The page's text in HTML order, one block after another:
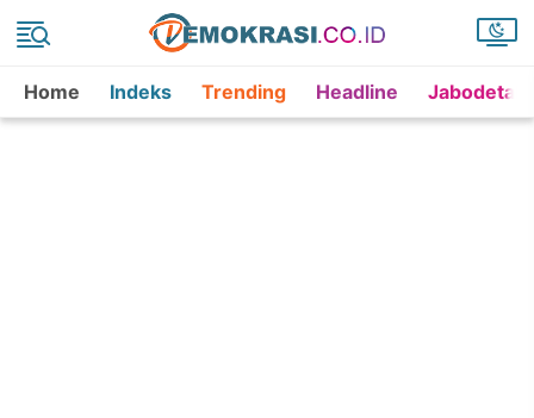
Home Indeks Trending Headline